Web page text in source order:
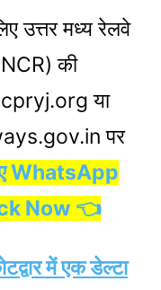
उत्तर मध्य रेलवे
की
या
पर
WhatsApp
Now 👈
में एक डेल्टा